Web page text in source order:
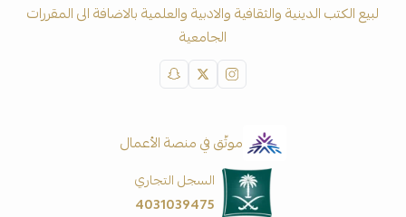
لبيع الكتب الدينية والثقافية والادبية والعلمية بالاضافة الى المقررات
الجامعية
موثّق في منصة الأعمال
السجل التجاري
4031039475